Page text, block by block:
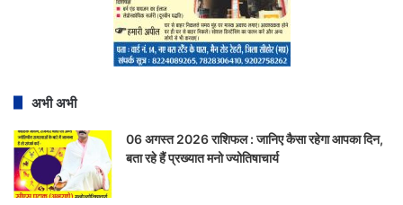
अभी अभी
06 अगस्त 2026 राशिफल : जानिए कैसा रहेगा आपका दिन,
बता रहे हैं प्रख्यात मनो ज्योतिषाचार्य